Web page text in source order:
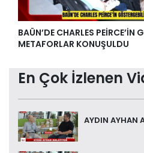
BAÜN’DE CHARLES PEİRCE’İN
METAFORLAR KONUŞULDU
En Çok İzlenen
AYDIN AYHAN